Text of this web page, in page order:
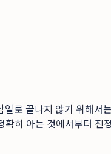
로 끝나지 않기 위해서
히 아는 것에서부터 진